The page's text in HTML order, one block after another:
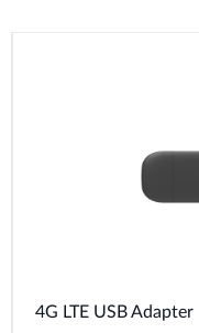
4G LTE USB Adapter